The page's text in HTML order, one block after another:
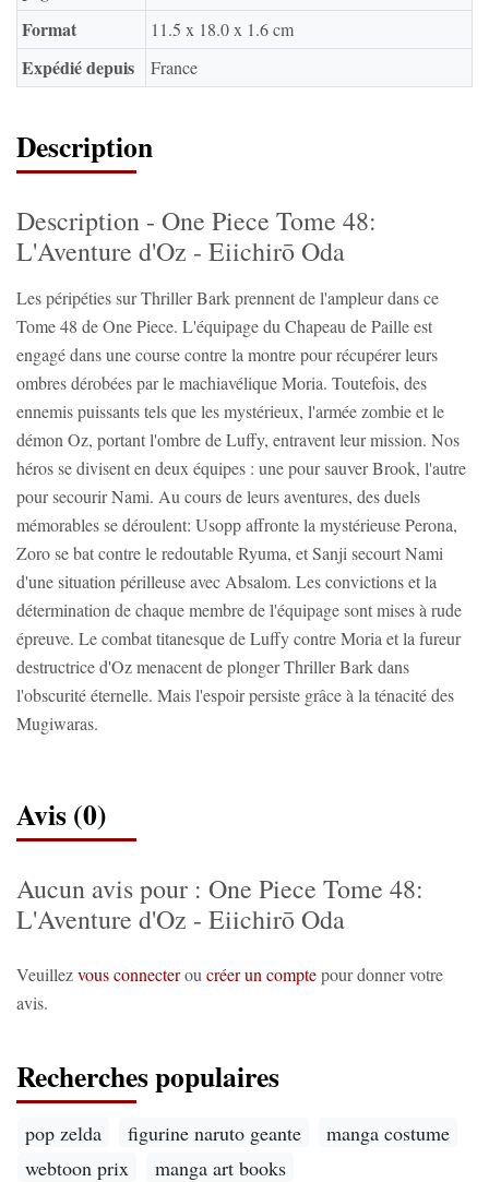
Format
11.5 x 18.0 x 1.6 cm
Expédié depuis France
Description
Description - One Piece Tome 48:
L'Aventure d'Oz - Eiichirō Oda
Les péripéties sur Thriller Bark prennent de l'ampleur dans ce
Tome 48 de One Piece. L'équipage du Chapeau de Paille est
engagé dans une course contre la montre pour récupérer leurs
ombres dérobées par le machiavélique Moria. Toutefois, des
ennemis puissants tels que les mystérieux, l'armée zombie et le
démon Oz, portant l'ombre de Luffy, entravent leur mission. Nos
héros se divisent en deux équipes : une pour sauver Brook, l'autre
pour secourir Nami. Au cours de leurs aventures, des duels
mémorables se déroulent: Usopp affronte la mystérieuse Perona,
Zoro se bat contre le redoutable Ryuma, et Sanji secourt Nami
d'une situation périlleuse avec Absalom. Les convictions et la
détermination de chaque membre de l'équipage sont mises à rude
épreuve. Le combat titanesque de Luffy contre Moria et la fureur
destructrice d'Oz menacent de plonger Thriller Bark dans
l'obscurité éternelle. Mais l'espoir persiste grâce à la ténacité des
Mugiwaras.
Avis (0)
Aucun avis pour : One Piece Tome 48:
L'Aventure d'Oz - Eiichirō Oda
Veuillezvous connecterou créer un comptepour donner votre
avis.
Recherches populaires
pop zelda figurine naruto geante
manga costume
webtoon prix
manga art books